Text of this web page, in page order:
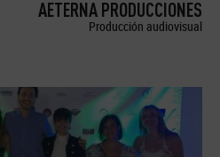
AETERNA PRODUCCIONES
Producción audiovisual